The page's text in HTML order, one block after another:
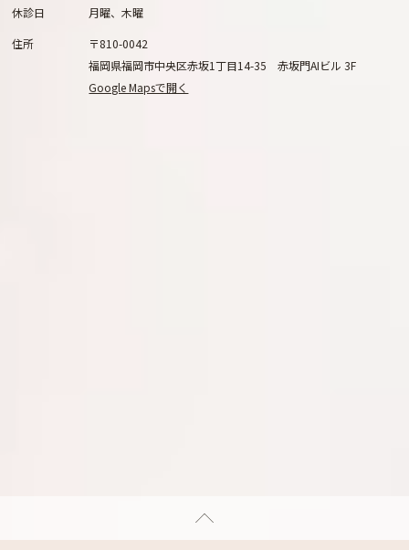
休診日
月曜、木曜
住所
〒810-0042
福岡県福岡市中央区赤坂1丁目14-35 赤坂門AIビル 3F
Google Mapsで開く